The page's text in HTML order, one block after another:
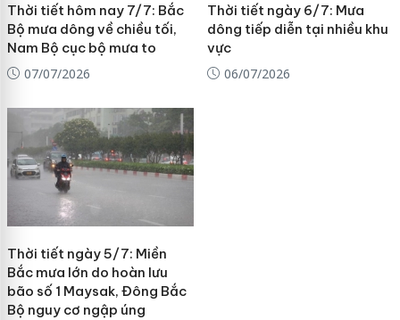
Thời tiết hôm nay 7/7: Bắc
Bộ mưa dông về chiều tối,
Nam Bộ cục bộ mưa to
07/07/2026
Thời tiết ngày 6/7: Mưa
dông tiếp diễn tại nhiều khu
vực
06/07/2026
Thời tiết ngày 5/7: Miền
Bắc mưa lớn do hoàn lưu
bão số 1 Maysak, Đông Bắc
Bộ nguy cơ ngập úng